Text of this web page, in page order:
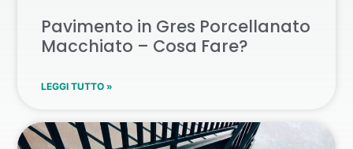
Pavimento in Gres Porcellanato
Macchiato – Cosa Fare?
LEGGI TUTTO »